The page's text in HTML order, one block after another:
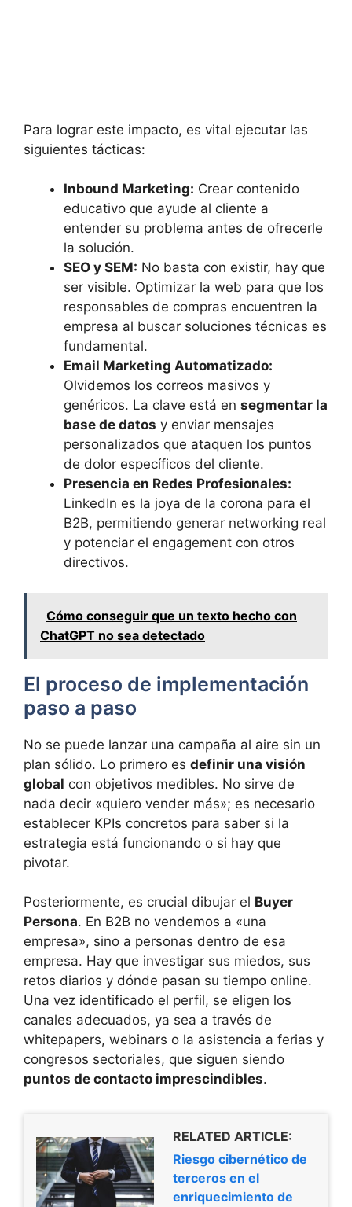
Para lograr este impacto, es vital ejecutar las
siguientes tácticas:
Inbound Marketing: Crear contenido
educativo que ayude al cliente a
entender su problema antes de ofrecerle
la solución.
SEO y SEM: No basta con existir, hay que
ser visible. Optimizar la web para que los
responsables de compras encuentren la
empresa al buscar soluciones técnicas es
fundamental.
Email Marketing Automatizado:
Olvidemos los correos masivos y
genéricos. La clave está en segmentar la
base de datos y enviar mensajes
personalizados que ataquen los puntos
de dolor específicos del cliente.
Presencia en Redes Profesionales:
LinkedIn es la joya de la corona para el
B2B, permitiendo generar networking real
y potenciar el engagement con otros
directivos.
Cómo conseguir que un texto hecho con
ChatGPT no sea detectado
El proceso de implementación
paso a paso
No se puede lanzar una campaña al aire sin un
plan sólido. Lo primero es definir una visión
global con objetivos medibles. No sirve de
nada decir «quiero vender más»; es necesario
establecer KPIs concretos para saber si la
estrategia está funcionando o si hay que
pivotar.
Posteriormente, es crucial dibujar el Buyer
Persona. En B2B no vendemos a «una
empresa», sino a personas dentro de esa
empresa. Hay que investigar sus miedos, sus
retos diarios y dónde pasan su tiempo online.
Una vez identificado el perfil, se eligen los
canales adecuados, ya sea a través de
whitepapers, webinars o la asistencia a ferias y
congresos sectoriales, que siguen siendo
puntos de contacto imprescindibles.
RELATED ARTICLE:
Riesgo cibernético de
terceros en el
enriquecimiento de